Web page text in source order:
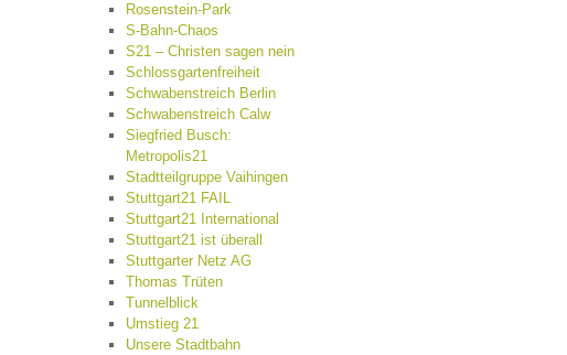
Rosenstein-Park
S-Bahn-Chaos
S21 – Christen sagen nein
Schlossgartenfreiheit
Schwabenstreich Berlin
Schwabenstreich Calw
Siegfried Busch:
Metropolis21
Stadtteilgruppe Vaihingen
Stuttgart21 FAIL
Stuttgart21 International
Stuttgart21 ist überall
Stuttgarter Netz AG
Thomas Trüten
Tunnelblick
Umstieg 21
Unsere Stadtbahn